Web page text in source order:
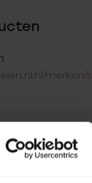
nl/merken/